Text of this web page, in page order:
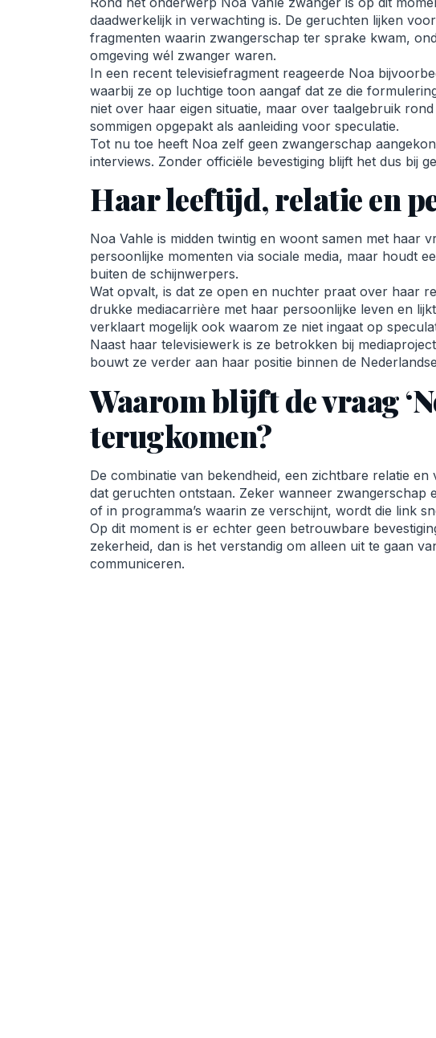
daadwerkelijk in verwachting is. De geruchten lijken
fragmenten waarin zwangerschap ter sprake kwam,
omgeving wél zwanger waren.
In een recent televisiefragment reageerde Noa
waarbij ze op luchtige toon aangaf dat ze die
niet over haar eigen situatie, maar over taalgebruik
sommigen opgepakt als aanleiding voor speculatie.
Tot nu toe heeft Noa zelf geen zwangerschap
interviews. Zonder officiële bevestiging blijft het dus bij
Haar leeftijd, relatie en
Noa Vahle is midden twintig en woont samen met haar
persoonlijke momenten via sociale media, maar houdt
buiten de schijnwerpers.
Wat opvalt, is dat ze open en nuchter praat over haar
drukke mediacarrière met haar persoonlijke leven en
verklaart mogelijk ook waarom ze niet ingaat op
Naast haar televisiewerk is ze betrokken bij
bouwt ze verder aan haar positie binnen de
Waarom blijft de vraag
terugkomen?
De combinatie van bekendheid, een zichtbare relatie
dat geruchten ontstaan. Zeker wanneer zwangerschap
of in programma’s waarin ze verschijnt, wordt die link
Op dit moment is er echter geen betrouwbare
zekerheid, dan is het verstandig om alleen uit te gaan
communiceren.